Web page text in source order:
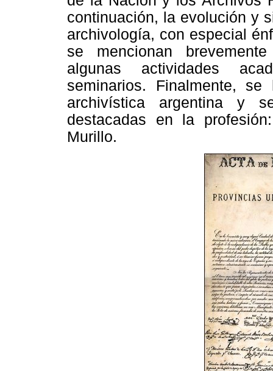
continuación, la evolución y
archivología, con especial
se mencionan
algunas actividades
seminarios. Finalmente,
archivística argentina y
destacadas en la
Murillo.